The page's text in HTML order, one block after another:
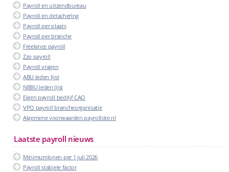
Payroll en uitzendbureau
Payroll en detachering
Payroll per plaats
Payroll per branche
Freelance payroll
Zzp payroll
Payroll vragen
ABU leden lijst
NBBU leden lijst
Eigen payroll bedrijf CAO
VPO payroll brancheorganisatie
Algemene voorwaarden payrollsite.nl
Laatste payroll nieuws
Minimumlonen per 1 juli 2026
Payroll stabiele factor